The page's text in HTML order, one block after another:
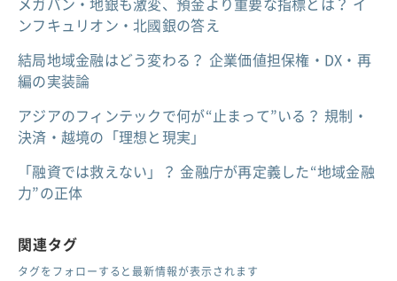
ンフキュリオン・北國銀の答え
結局地域金融はどう変わる？ 企業価値担保権・DX・再
編の実装論
アジアのフィンテックで何が“止まって”いる？ 規制・
決済・越境の「理想と現実」
「融資では救えない」？ 金融庁が再定義した“地域金融
力”の正体
関連タグ
タグをフォローすると最新情報が表示されます